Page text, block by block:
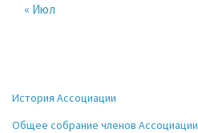
« Июл
История Ассоциации
Общее собрание членов Ассоциации